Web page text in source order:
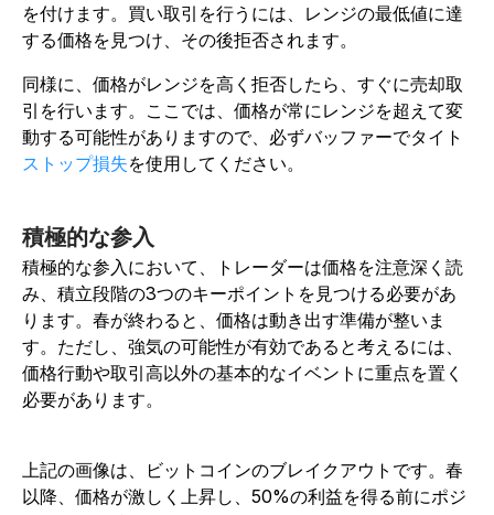
を付けます。買い取引を行うには、レンジの最低値に達
する価格を見つけ、その後拒否されます。
同様に、価格がレンジを高く拒否したら、すぐに売却取
引を行います。ここでは、価格が常にレンジを超えて変
動する可能性がありますので、必ずバッファーでタイト
ストップ損失を使用してください。
積極的な参入
積極的な参入において、トレーダーは価格を注意深く読
み、積立段階の3つのキーポイントを見つける必要があ
ります。春が終わると、価格は動き出す準備が整いま
す。ただし、強気の可能性が有効であると考えるには、
価格行動や取引高以外の基本的なイベントに重点を置く
必要があります。
上記の画像は、ビットコインのブレイクアウトです。春
以降、価格が激しく上昇し、50%の利益を得る前にポジ